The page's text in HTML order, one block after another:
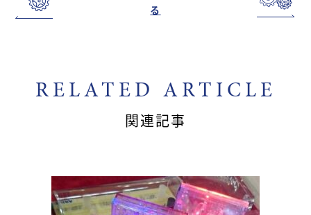
る
RELATED ARTICLE
関連記事